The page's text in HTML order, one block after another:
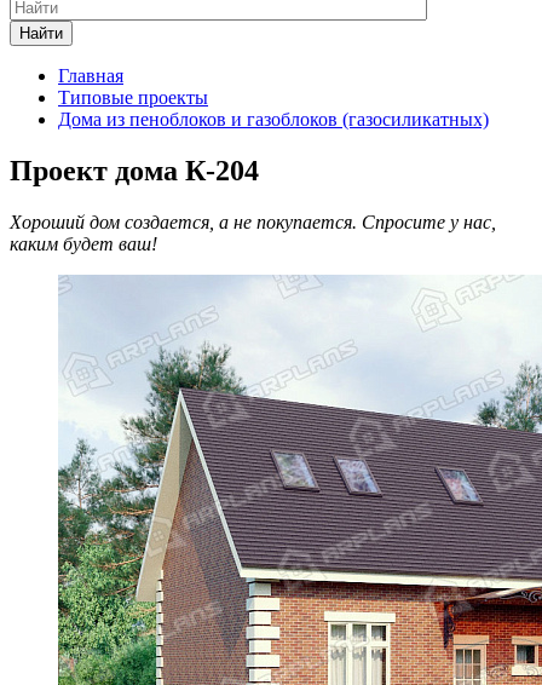
Найти
Главная
Типовые проекты
Дома из пеноблоков и газоблоков (газосиликатных)
Проект дома К-204
Хороший дом создается, а не покупается. Спросите у нас,
каким будет ваш!